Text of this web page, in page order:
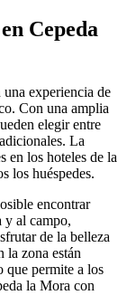
Cepeda
experiencia de
Con una amplia
elegir entre
La
en los hoteles de la
los huéspedes.
encontrar
y al campo,
de la belleza
la zona están
que permite a los
la Mora con